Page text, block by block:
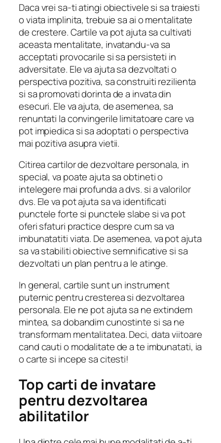
Daca vrei sa-ti atingi obiectivele si sa traiesti
o viata implinita, trebuie sa ai o mentalitate
de crestere. Cartile va pot ajuta sa cultivati
aceasta mentalitate, invatandu-va sa
acceptati provocarile si sa persisteti in
adversitate. Ele va ajuta sa dezvoltati o
perspectiva pozitiva, sa construiti rezilienta
si sa promovati dorinta de a invata din
esecuri. Ele va ajuta, de asemenea, sa
renuntati la convingerile limitatoare care va
pot impiedica si sa adoptati o perspectiva
mai pozitiva asupra vietii.
Citirea cartilor de dezvoltare personala, in
special, va poate ajuta sa obtineti o
intelegere mai profunda a dvs. si a valorilor
dvs. Ele va pot ajuta sa va identificati
punctele forte si punctele slabe si va pot
oferi sfaturi practice despre cum sa va
imbunatatiti viata. De asemenea, va pot ajuta
sa va stabiliti obiective semnificative si sa
dezvoltati un plan pentru a le atinge.
In general, cartile sunt un instrument
puternic pentru cresterea si dezvoltarea
personala. Ele ne pot ajuta sa ne extindem
mintea, sa dobandim cunostinte si sa ne
transformam mentalitatea. Deci, data viitoare
cand cauti o modalitate de a te imbunatati, ia
o carte si incepe sa citesti!
Top carti de invatare
pentru dezvoltarea
abilitatilor